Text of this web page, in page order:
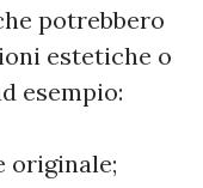
potrebbero
estetiche o
esempio:
originale;